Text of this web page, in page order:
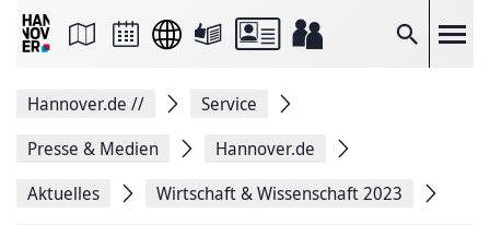
Suche
Seite
Facebook
teilen
Seitenlink
Hannover.de //
Service
Presse & Medien
Hannover.de
Aktuelles
Wirtschaft & Wissenschaft 2023